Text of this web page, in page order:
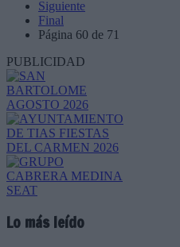
Siguiente
Final
Página 60 de 71
PUBLICIDAD
Lo más leído